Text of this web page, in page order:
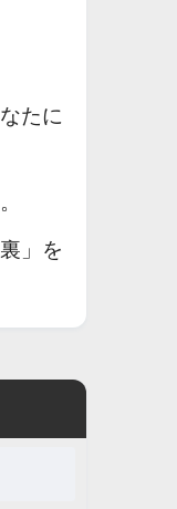
たに
」を